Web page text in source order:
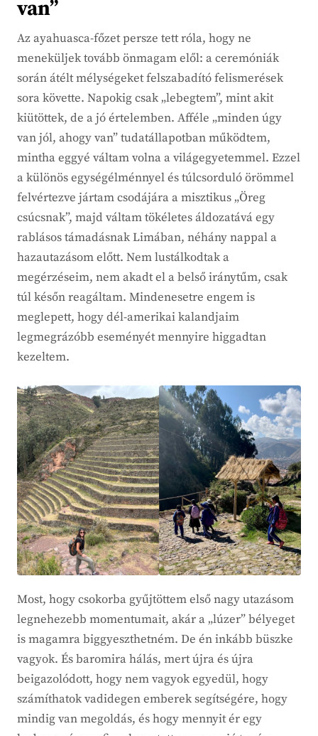
van”
Az ayahuasca-főzet persze tett róla, hogy ne
meneküljek tovább önmagam elől: a ceremóniák
során átélt mélységeket felszabadító felismerések
sora követte. Napokig csak „lebegtem”, mint akit
kiütöttek, de a jó értelemben. Afféle „minden úgy
van jól, ahogy van” tudatállapotban működtem,
mintha eggyé váltam volna a világegyetemmel. Ezzel
a különös egységélménnyel és túlcsorduló örömmel
felvértezve jártam csodájára a misztikus „Öreg
csúcsnak”, majd váltam tökéletes áldozatává egy
rablásos támadásnak Limában, néhány nappal a
hazautazásom előtt. Nem lustálkodtak a
megérzéseim, nem akadt el a belső iránytűm, csak
túl későn reagáltam. Mindenesetre engem is
meglepett, hogy dél-amerikai kalandjaim
legmegrázóbb eseményét mennyire higgadtan
kezeltem.
Most, hogy csokorba gyűjtöttem első nagy utazásom
legnehezebb momentumait, akár a „lúzer” bélyeget
is magamra biggyeszthetném. De én inkább büszke
vagyok. És baromira hálás, mert újra és újra
beigazolódott, hogy nem vagyok egyedül, hogy
számíthatok vadidegen emberek segítségére, hogy
mindig van megoldás, és hogy mennyit ér egy